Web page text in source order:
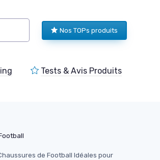
Nos TOPs produits
Tests & Avis Produits
de Football Idéales pour